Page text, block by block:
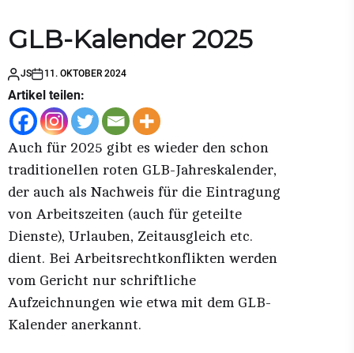
GLB-Kalender 2025
JS 11. OKTOBER 2024
Artikel teilen:
Auch für 2025 gibt es wieder den schon
traditionellen roten GLB-Jahreskalender,
der auch als Nachweis für die Eintragung
von Arbeitszeiten (auch für geteilte
Dienste), Urlauben, Zeitausgleich etc.
dient. Bei Arbeitsrechtkonflikten werden
vom Gericht nur schriftliche
Aufzeichnungen wie etwa mit dem GLB-
Kalender anerkannt.